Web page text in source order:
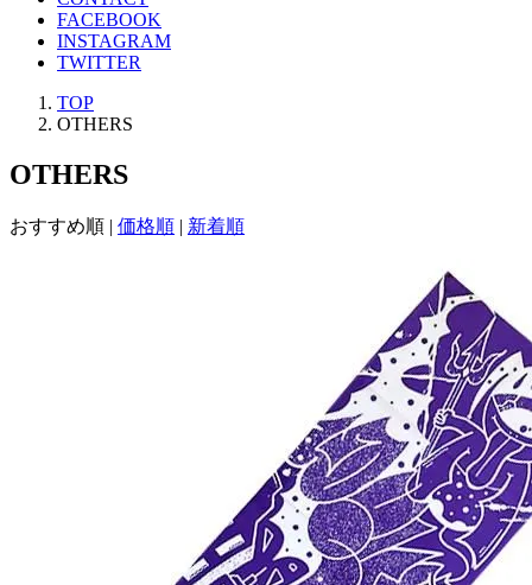
FACEBOOK
INSTAGRAM
TWITTER
TOP
OTHERS
OTHERS
おすすめ順 | 価格順 | 新着順